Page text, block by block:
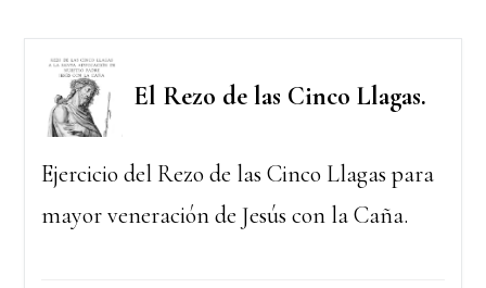
El Rezo de las Cinco Llagas.
Ejercicio del Rezo de las Cinco Llagas para
mayor veneración de Jesús con la Caña.